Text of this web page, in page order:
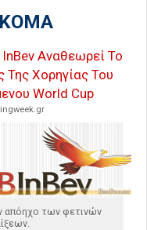
InBev Αναθεωρεί Το
Της Χορηγίας Του
World Cup
απόηχο των φετινών